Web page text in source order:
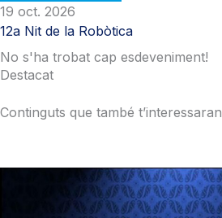
19 oct. 2026
12a Nit de la Robòtica
No s'ha trobat cap esdeveniment!
Destacat
Continguts que també t’interessaran